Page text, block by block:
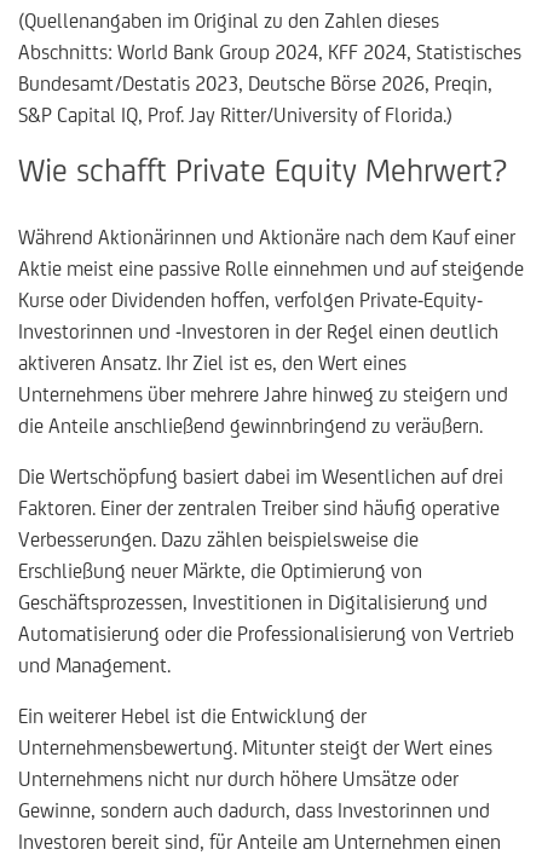
(Quellenangaben im Original zu den Zahlen dieses
Abschnitts: World Bank Group 2024, KFF 2024, Statistisches
Bundesamt/Destatis 2023, Deutsche Börse 2026, Preqin,
S&P Capital IQ, Prof. Jay Ritter/University of Florida.)
Wie schafft Private Equity Mehrwert?
Während Aktionärinnen und Aktionäre nach dem Kauf einer
Aktie meist eine passive Rolle einnehmen und auf steigende
Kurse oder Dividenden hoffen, verfolgen Private-Equity-
Investorinnen und -Investoren in der Regel einen deutlich
aktiveren Ansatz. Ihr Ziel ist es, den Wert eines
Unternehmens über mehrere Jahre hinweg zu steigern und
die Anteile anschließend gewinnbringend zu veräußern.
Die Wertschöpfung basiert dabei im Wesentlichen auf drei
Faktoren. Einer der zentralen Treiber sind häufig operative
Verbesserungen. Dazu zählen beispielsweise die
Erschließung neuer Märkte, die Optimierung von
Geschäftsprozessen, Investitionen in Digitalisierung und
Automatisierung oder die Professionalisierung von Vertrieb
und Management.
Ein weiterer Hebel ist die Entwicklung der
Unternehmensbewertung. Mitunter steigt der Wert eines
Unternehmens nicht nur durch höhere Umsätze oder
Gewinne, sondern auch dadurch, dass Investorinnen und
Investoren bereit sind, für Anteile am Unternehmen einen